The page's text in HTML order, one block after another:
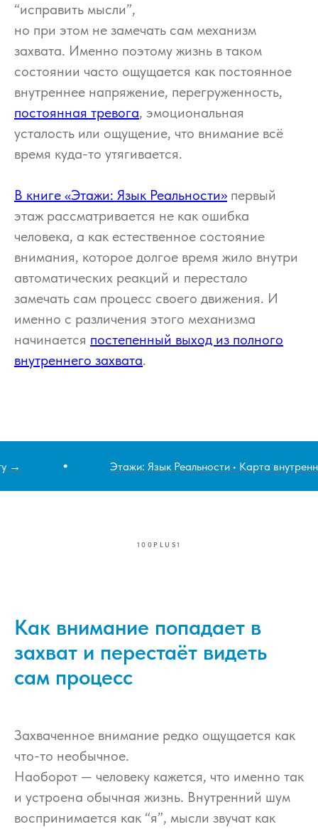
“исправить мысли”,
но при этом не замечать сам механизм
захвата. Именно поэтому жизнь в таком
состоянии часто ощущается как постоянное
внутреннее напряжение, перегруженность,
постоянная тревога, эмоциональная
усталость или ощущение, что внимание всё
время куда-то утягивается.
В книге «Этажи: Язык Реальности» первый
этаж рассматривается не как ошибка
человека, а как естественное состояние
внимания, которое долгое время жило внутри
автоматических реакций и перестало
замечать сам процесс своего движения. И
именно с различения этого механизма
начинается постепенный выход из полного
внутреннего захвата.
→ Этажи: Язык Реальности • Карта
100PLUS1
Как внимание попадает в
захват и перестаёт видеть
сам процесс
Захваченное внимание редко ощущается как
что-то необычное.
Наоборот — человеку кажется, что именно так
и устроена обычная жизнь. Внутренний шум
воспринимается как “я”, мысли звучат как